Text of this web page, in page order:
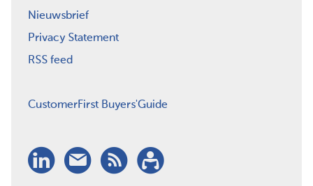
Nieuwsbrief
Privacy Statement
RSS feed
CustomerFirst Buyers'Guide
LinkedIn
Nieuwsbrief
RSSAbonneren